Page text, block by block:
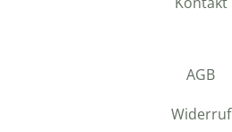
AGB
Widerruf